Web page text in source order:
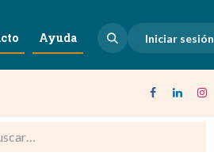
Ayuda Iniciar sesión